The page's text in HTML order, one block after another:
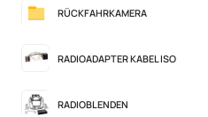
RÜCKFAHRKAMERA
RADIOADAPTER KABEL ISO
RADIOBLENDEN